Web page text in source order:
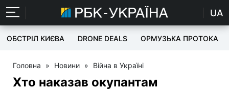
UA
ОБСТРІЛ КИЄВА DRONE DEALS ОРМУЗЬКА ПРОТОКА
Головна » Новини » Війна в Україні
Хто наказав окупантам